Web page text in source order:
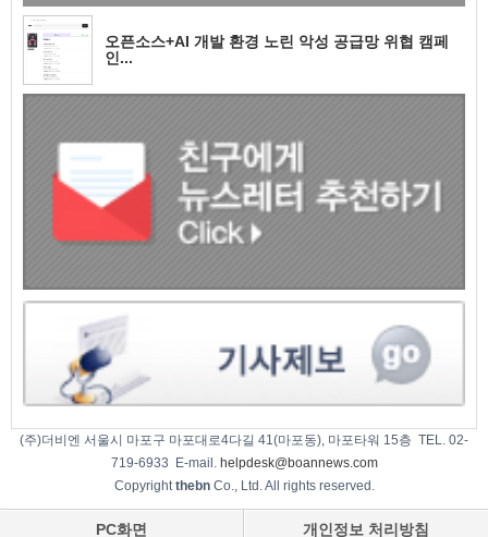
오픈소스+AI 개발 환경 노린 악성 공급망 위협 캠페
인...
(주)더비엔 서울시 마포구 마포대로4다길 41(마포동), 마포타워 15층 TEL. 02-
719-6933 E-mail. helpdesk@boannews.com
CopyrightthebnCo., Ltd. All rights reserved.
PC화면 개인정보 처리방침